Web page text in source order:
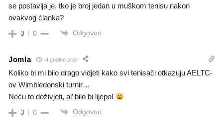
se postavlja je, tko je broj jedan u muškom tenisu nakon
ovakvog ćlanka?
3 0 Odgovori
Jomla 4 godine prije
Koliko bi mi bilo drago vidjeti kako svi tenisači otkazuju AELTC-
ov Wimbledonski turnir…
Neću to doživjeti, al’ bilo bi lijepo!
3 0 Odgovori